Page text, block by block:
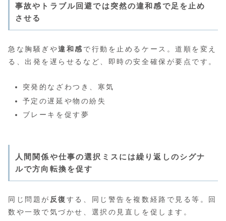
事故やトラブル回避では突然の違和感で足を止め
させる
急な胸騒ぎや違和感 で行動を止めるケース。道順を変え
る、出発を遅らせるなど、即時の安全確保が要点です。
突発的なざわつき、寒気
予定の遅延や物の紛失
ブレーキを促す夢
人間関係や仕事の選択ミスには繰り返しのシグナ
ルで方向転換を促す
同じ問題が 反復 する、同じ警告を複数経路で見る等。回
数や一致で気づかせ、選択の見直しを促します。